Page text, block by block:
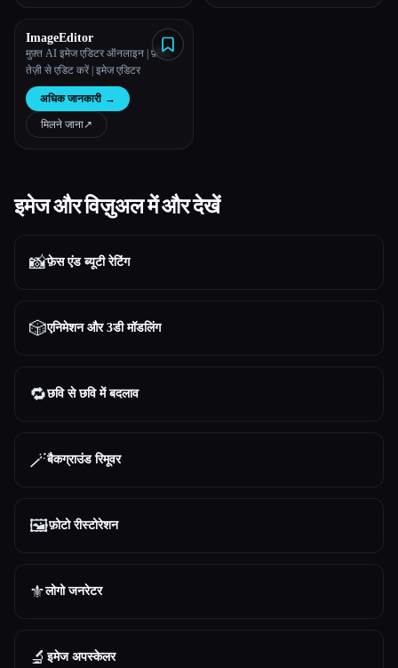
ImageEditor
मुफ़्त AI इमेज एडिटर ऑनलाइन | फ़ोटो
तेज़ी से एडिट करें | इमेज एडिटर
अधिक जानकारी →
मिलने जाना↗︎
इमेज और विज़ुअल में और देखें
📸फ़ेस एंड ब्यूटी रेटिंग
🎲एनिमेशन और 3डी मॉडलिंग
🔁छवि से छवि में बदलाव
🪄बैकग्राउंड रिमूवर
🖼️फ़ोटो रीस्टोरेशन
⚜️लोगो जनरेटर
🔬 इमेज अपस्केलर